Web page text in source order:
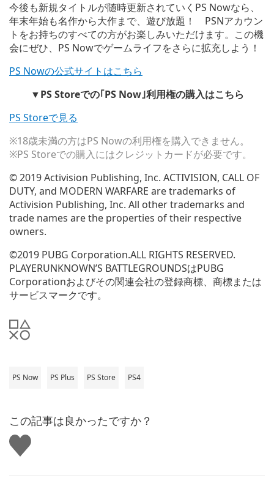
今後も新規タイトルが随時更新されていくPS Nowなら、
年末年始も名作から大作まで、遊び放題！ PSNアカウン
トをお持ちのすべての方がお楽しみいただけます。この機
会にぜひ、PS Nowでゲームライフをさらに拡充しよう！
PS Nowの公式サイトはこちら
▼PS Storeでの｢PS Now｣利用権の購入はこちら
PS Storeで見る
※18歳未満の方はPS Nowの利用権を購入できません。
※PS Storeでの購入にはクレジットカードが必要です。
© 2019 Activision Publishing, Inc. ACTIVISION, CALL OF
DUTY, and MODERN WARFARE are trademarks of
Activision Publishing, Inc. All other trademarks and
trade names are the properties of their respective
owners.
©2019 PUBG Corporation.ALL RIGHTS RESERVED.
PLAYERUNKNOWN’S BATTLEGROUNDSはPUBG
Corporationおよびその関連会社の登録商標、商標または
サービスマークです。
PS Now PS Plus PS Store PS4
この記事は良かったですか？
い
い